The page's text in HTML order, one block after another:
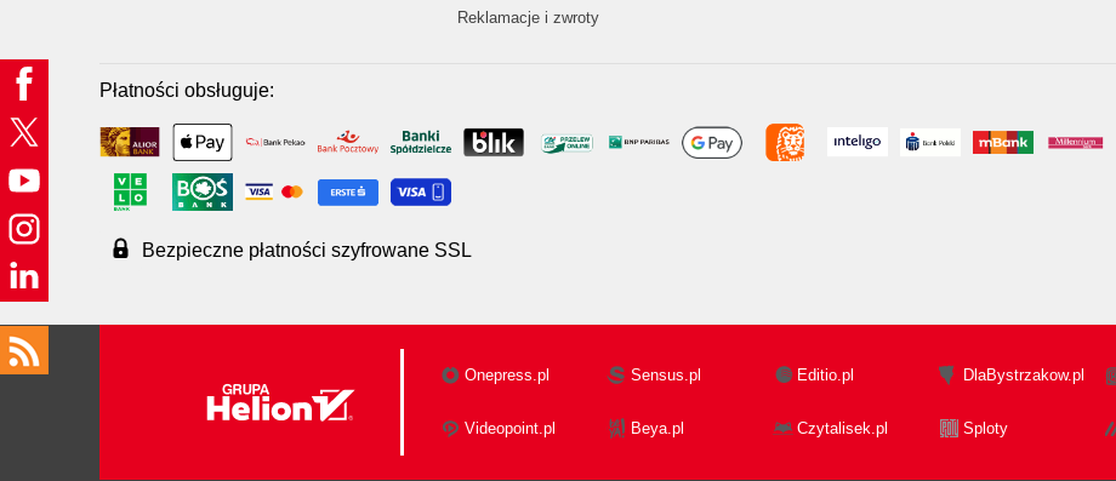
Reklamacje i zwroty
Płatności obsługuje:
Bezpieczne płatności szyfrowane SSL
Onepress.pl Sensus.pl Editio.pl DlaBystrzakow.pl
Videopoint.pl Beya.pl Czytalisek.pl Sploty